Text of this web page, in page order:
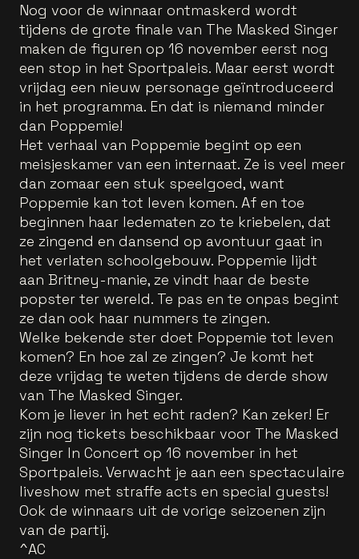
Nog voor de winnaar ontmaskerd wordt
tijdens de grote finale van The Masked Singer
maken de figuren op 16 november eerst nog
een stop in het Sportpaleis. Maar eerst wordt
vrijdag een nieuw personage geïntroduceerd
in het programma. En dat is niemand minder
dan Poppemie!
Het verhaal van Poppemie begint op een
meisjeskamer van een internaat. Ze is veel meer
dan zomaar een stuk speelgoed, want
Poppemie kan tot leven komen. Af en toe
beginnen haar ledematen zo te kriebelen, dat
ze zingend en dansend op avontuur gaat in
het verlaten schoolgebouw. Poppemie lijdt
aan Britney-manie, ze vindt haar de beste
popster ter wereld. Te pas en te onpas begint
ze dan ook haar nummers te zingen.
Welke bekende ster doet Poppemie tot leven
komen? En hoe zal ze zingen? Je komt het
deze vrijdag te weten tijdens de derde show
van The Masked Singer.
Kom je liever in het echt raden? Kan zeker! Er
zijn nog tickets beschikbaar voor The Masked
Singer In Concert op 16 november in het
Sportpaleis. Verwacht je aan een spectaculaire
liveshow met straffe acts en special guests!
Ook de winnaars uit de vorige seizoenen zijn
van de partij.
^AC